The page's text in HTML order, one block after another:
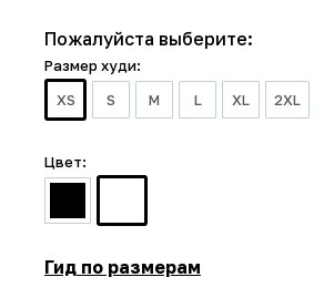
Пожалуйста выберите:
Размер худи:
XS
S M L XL 2XL
Цвет:
Гид по размерам